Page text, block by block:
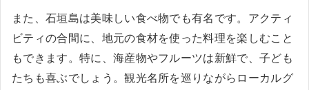
また、石垣島は美味しい食べ物でも有名です。アクティ
ビティの合間に、地元の食材を使った料理を楽しむこと
もできます。特に、海産物やフルーツは新鮮で、子ども
たちも喜ぶでしょう。観光名所を巡りながらローカルグ